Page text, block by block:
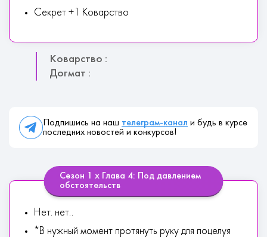
Секрет +1 Коварство
Коварство :
Догмат :
Подпишись на наш телеграм-канал и будь в курсе
последних новостей и конкурсов!
Сезон 1 х Глава 4: Под давлением
обстоятельств
Нет. нет..
*В нужный момент протянуть руку для поцелуя